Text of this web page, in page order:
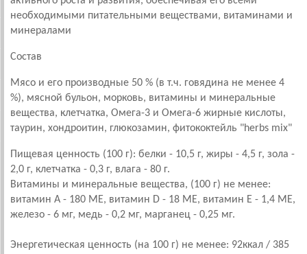
необходимыми питательными веществами, витаминами и
минералами
Состав
Мясо и его производные 50 % (в т.ч. говядина не менее 4
%), мясной бульон, морковь, витамины и минеральные
вещества, клетчатка, Омега-3 и Омега-6 жирные кислоты,
таурин, хондроитин, глюкозамин, фитококтейль "herbs mix"
Пищевая ценность (100 г): белки - 10,5 г, жиры - 4,5 г, зола -
2,0 г, клетчатка - 0,3 г, влага - 80 г.
Витамины и минеральные вещества, (100 г) не менее:
витамин А - 180 МЕ, витамин D - 18 МЕ, витамин E - 1,4 МЕ,
железо - 6 мг, медь - 0,2 мг, марганец - 0,25 мг.
Энергетическая ценность (на 100 г) не менее: 92ккал / 385